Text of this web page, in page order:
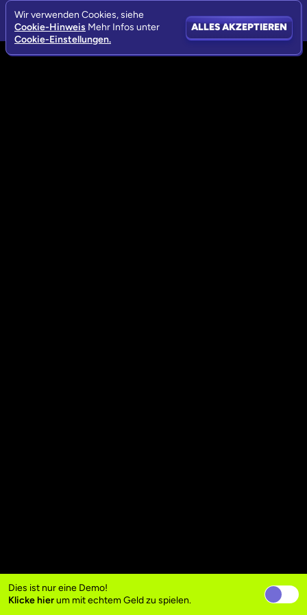
Dies ist nur eine Demo!
Klicke hierum mit echtem Geld zu spielen.
Wir verwenden Cookies, siehe
Cookie-Hinweis Mehr Infos unter
Cookie-Einstellungen.
ALLES AKZEPTIEREN